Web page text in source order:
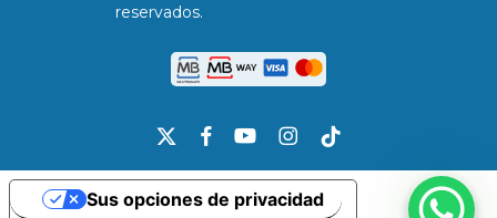
reservados.
x-
facebookyoutubeinstagram
tiktok
Sus opciones de privacidad